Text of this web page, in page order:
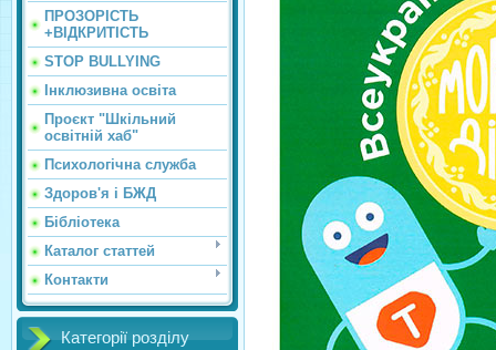
ПРОЗОРІСТЬ
+ВІДКРИТІСТЬ
STOP BULLYING
Інклюзивна освіта
Проєкт "Шкільний
освітній хаб"
Психологічна служба
Здоров'я і БЖД
Бібліотека
Каталог статтей
Контакти
Категорії розділу